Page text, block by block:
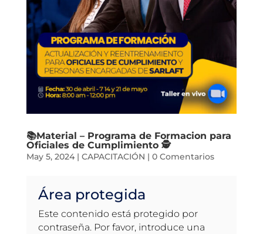
📚Material – Programa de Formacion para
Oficiales de Cumplimiento 🕵️
May 5, 2024| CAPACITACIÓN | 0 Comentarios
Área protegida
Este contenido está protegido por
contraseña. Por favor, introduce una